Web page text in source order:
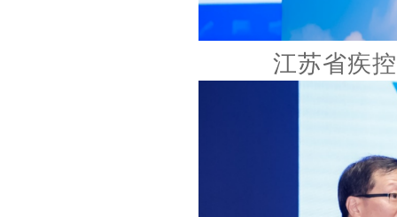
江苏省疾